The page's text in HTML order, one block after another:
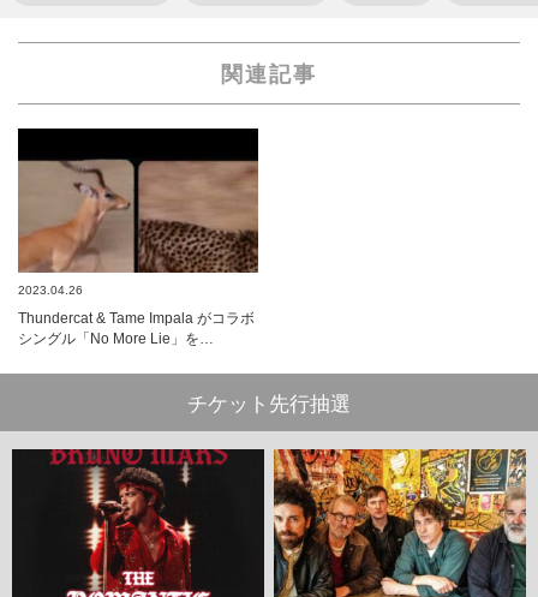
関連記事
2023.04.26
Thundercat & Tame Impala がコラボ
シングル「No More Lie」を…
チケット先行抽選